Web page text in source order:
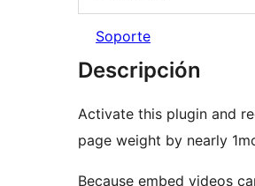
Soporte
Descripción
Activate this plugin and
page weight by nearly
Because embed videos